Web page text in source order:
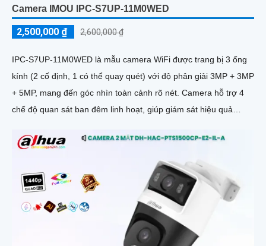
Camera IMOU IPC-S7UP-11M0WED
2,500,000 ₫ 2,600,000 ₫
IPC-S7UP-11M0WED là mẫu camera WiFi được trang bị 3 ống
kính (2 cố định, 1 có thể quay quét) với độ phân giải 3MP + 3MP
+ 5MP, mang đến góc nhìn toàn cảnh rõ nét. Camera hỗ trợ 4
chế độ quan sát ban đêm linh hoạt, giúp giám sát hiệu quả